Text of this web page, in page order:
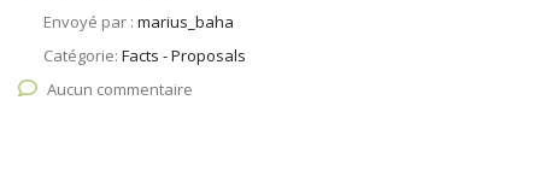
Envoyé par : marius_baha
Catégorie: Facts - Proposals
Aucun commentaire